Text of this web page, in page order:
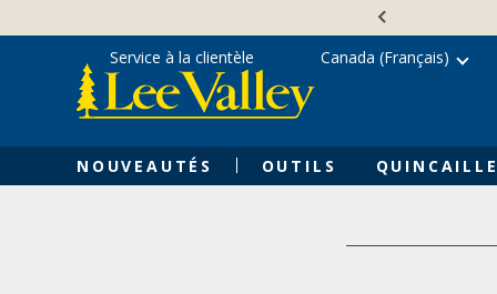
content
NOUVEAUTÉS OUTILS
Service à la clientèle Canada (Français)